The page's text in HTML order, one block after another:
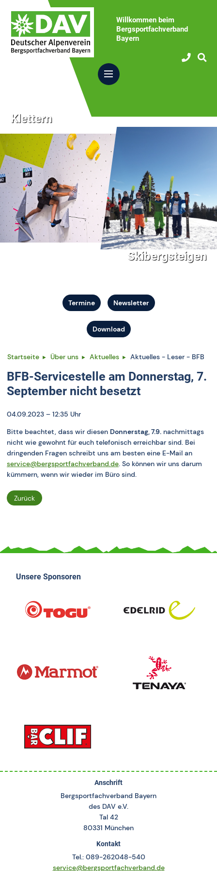
Willkommen beim
Bergsportfachverband
Bayern
Klettern
Skibergsteigen
Termine Newsletter
Download
Startseite Über uns Aktuelles Aktuelles - Leser - BFB
BFB-Servicestelle am Donnerstag, 7.
September nicht besetzt
04.09.2023 – 12:35 Uhr
Bitte beachtet, dass wir diesen Donnerstag, 7.9. nachmittags
nicht wie gewohnt für euch telefonisch erreichbar sind. Bei
dringenden Fragen schreibt uns am besten eine E-Mail an
service@bergsportfachverband.de. So können wir uns darum
kümmern, wenn wir wieder im Büro sind.
Zurück
Unsere Sponsoren
Anschrift
Bergsportfachverband Bayern
des DAV e.V.
Tal 42
80331 München
Kontakt
Tel.: 089-262048-540
service@bergsportfachverband.de